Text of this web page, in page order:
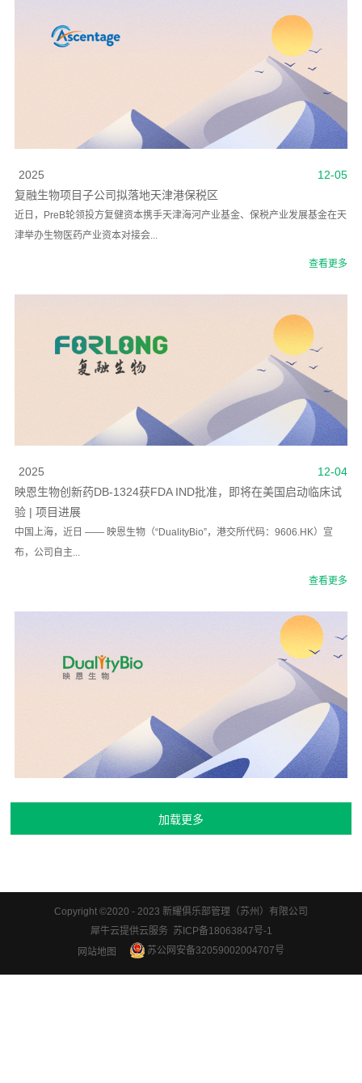
12-05
2025
复融生物项目子公司拟落地天津港保税区
近日，PreB轮领投方复健资本携手天津海河产业基金、保税产业发展基金在天
津举办生物医药产业资本对接会...
查看更多
12-04
2025
映恩生物创新药DB-1324获FDA IND批准，即将在美国启动临床试
验 | 项目进展
中国上海，近日 —— 映恩生物（“DualityBio”，港交所代码：9606.HK）宣
布，公司自主...
查看更多
Copyright ©2020 - 2023 新耀俱乐部管理（苏州）有限公司
犀牛云提供云服务 苏ICP备18063847号-1
网站地图
苏公网安备32059002004707号